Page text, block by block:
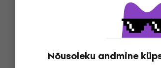
Nõusoleku andmine
Tarnija laos saadaval